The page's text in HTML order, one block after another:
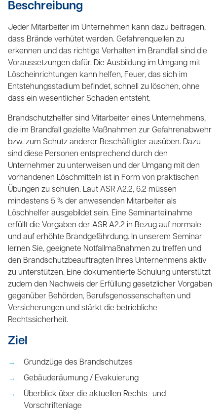
Beschreibung
Jeder Mitarbeiter im Unternehmen kann dazu beitragen,
dass Brände verhütet werden. Gefahrenquellen zu
erkennen und das richtige Verhalten im Brandfall sind die
Voraussetzungen dafür. Die Ausbildung im Umgang mit
Löscheinrichtungen kann helfen, Feuer, das sich im
Entstehungsstadium befindet, schnell zu löschen, ohne
dass ein wesentlicher Schaden entsteht.
Brandschutzhelfer sind Mitarbeiter eines Unternehmens,
die im Brandfall gezielte Maßnahmen zur Gefahrenabwehr
bzw. zum Schutz anderer Beschäftigter ausüben. Dazu
sind diese Personen entsprechend durch den
Unternehmer zu unterweisen und der Umgang mit den
vorhandenen Löschmitteln ist in Form von praktischen
Übungen zu schulen. Laut ASR A2.2, 6.2 müssen
mindestens 5 % der anwesenden Mitarbeiter als
Löschhelfer ausgebildet sein. Eine Seminarteilnahme
erfüllt die Vorgaben der ASR A2.2 in Bezug auf normale
und auf erhöhte Brandgefährdung. In unserem Seminar
lernen Sie, geeignete Notfallmaßnahmen zu treffen und
den Brandschutzbeauftragten Ihres Unternehmens aktiv
zu unterstützen. Eine dokumentierte Schulung unterstützt
zudem den Nachweis der Erfüllung gesetzlicher Vorgaben
gegenüber Behörden, Berufsgenossenschaften und
Versicherungen und stärkt die betriebliche
Rechtssicherheit.
Ziel
Grundzüge des Brandschutzes
Gebäuderäumung / Evakuierung
Überblick über die aktuellen Rechts- und
Vorschriftenlage